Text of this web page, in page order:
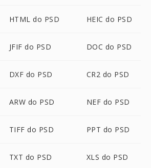
HTML do PSD HEIC do PSD
JFIF do PSD DOC do PSD
DXF do PSD CR2 do PSD
ARW do PSD NEF do PSD
TIFF do PSD PPT do PSD
TXT do PSD XLS do PSD